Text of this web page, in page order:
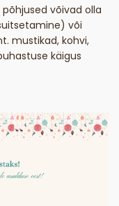
võivad olla
või
mustikad, kohvi,
käigus